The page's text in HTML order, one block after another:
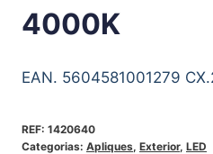
4000K
EAN. 5604581001279
REF: 1420640
Categorias: Apliques, Exterior, LED